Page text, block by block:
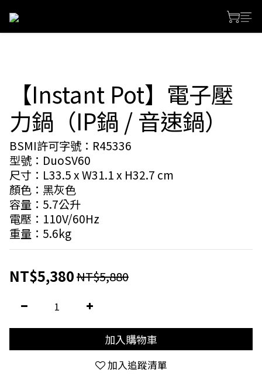
【Instant Pot】電子壓
力鍋（IP鍋 / 音速鍋）
BSMI許可字號：R45336
型號：DuoSV60
尺寸：L33.5 x W31.1 x H32.7 cm
顏色：黑灰色
容量：5.7公升
電壓：110V/60Hz
重量：5.6kg
NT$5,380NT$5,880
加入購物車
加入追蹤清單